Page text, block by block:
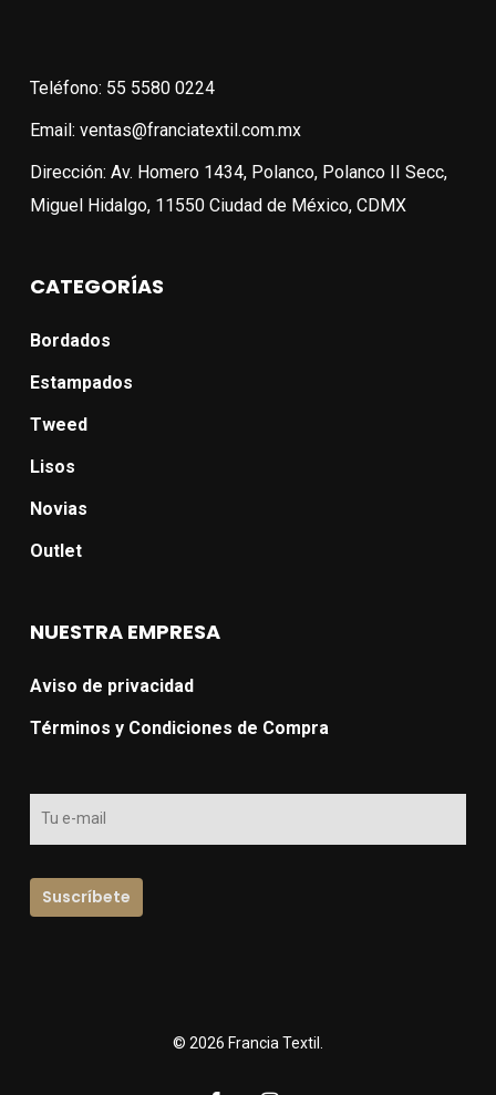
Teléfono: 55 5580 0224
Email: ventas@franciatextil.com.mx
Dirección: Av. Homero 1434, Polanco, Polanco II Secc,
Miguel Hidalgo, 11550 Ciudad de México, CDMX
CATEGORÍAS
Bordados
Estampados
Tweed
Lisos
Novias
Outlet
NUESTRA EMPRESA
Aviso de privacidad
Términos y Condiciones de Compra
© 2026 Francia Textil.